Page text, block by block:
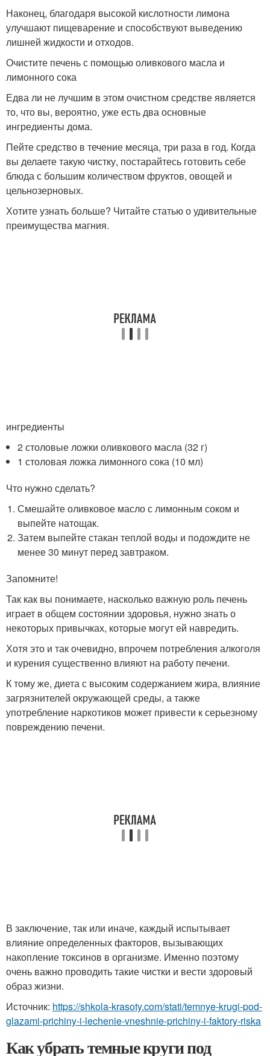
Наконец, благодаря высокой кислотности лимона
улучшают пищеварение и способствуют выведению
лишней жидкости и отходов.
Очистите печень с помощью оливкового масла и
лимонного сока
Едва ли не лучшим в этом очистном средстве является
то, что вы, вероятно, уже есть два основные
ингредиенты дома.
Пейте средство в течение месяца, три раза в год. Когда
вы делаете такую чистку, постарайтесь готовить себе
блюда с большим количеством фруктов, овощей и
цельнозерновых.
Хотите узнать больше? Читайте статью о удивительные
преимущества магния.
ингредиенты
2 столовые ложки оливкового масла (32 г)
1 столовая ложка лимонного сока (10 мл)
Что нужно сделать?
Смешайте оливковое масло с лимонным соком и
выпейте натощак.
Затем выпейте стакан теплой воды и подождите не
менее 30 минут перед завтраком.
Запомните!
Так как вы понимаете, насколько важную роль печень
играет в общем состоянии здоровья, нужно знать о
некоторых привычках, которые могут ей навредить.
Хотя это и так очевидно, впрочем потребления алкоголя
и курения существенно влияют на работу печени.
К тому же, диета с высоким содержанием жира, влияние
загрязнителей окружающей среды, а также
употребление наркотиков может привести к серьезному
повреждению печени.
В заключение, так или иначе, каждый испытывает
влияние определенных факторов, вызывающих
накопление токсинов в организме. Именно поэтому
очень важно проводить такие чистки и вести здоровый
образ жизни.
Источник: https://shkola-krasoty.com/stati/temnye-krugi-pod-
glazami-prichiny-i-lechenie-vneshnie-prichiny-i-faktory-riska
Как убрать темные круги под